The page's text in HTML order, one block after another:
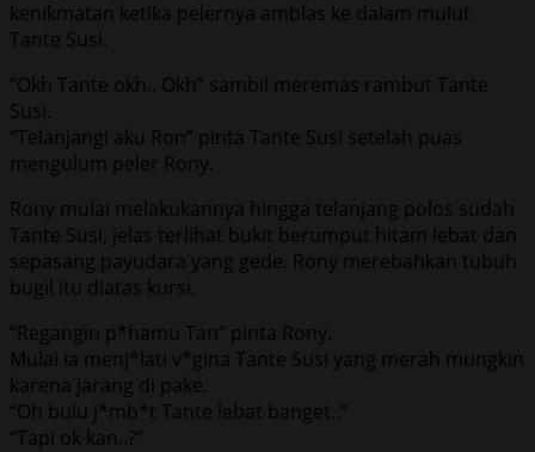
kenikmatan ketika pelernya amblas ke dalam mulut
Tante Susi.
“Okh Tante okh.. Okh” sambil meremas rambut Tante
Susi.
“Telanjangi aku Ron” pinta Tante Susi setelah puas
mengulum peler Rony.
Rony mulai melakukannya hingga telanjang polos sudah
Tante Susi, jelas terlihat bukit berumput hitam lebat dan
sepasang payudara yang gede. Rony merebahkan tubuh
bugil itu diatas kursi.
“Regangin p*hamu Tan” pinta Rony.
Mulai ia menj*lati v*gina Tante Susi yang merah mungkin
karena jarang di pake.
“Oh bulu j*mb*t Tante lebat banget..”
“Tapi ok kan..?”